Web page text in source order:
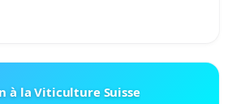
à la Viticulture Suisse